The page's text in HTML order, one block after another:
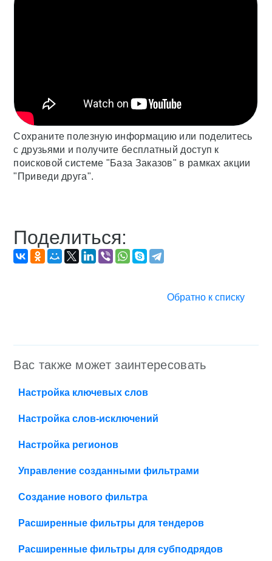
Сохраните полезную информацию или поделитесь
с друзьями и получите бесплатный доступ к
поисковой системе "База Заказов" в рамках акции
"Приведи друга".
Поделиться:
Обратно к списку
Вас также может заинтересовать
Настройка ключевых слов
Настройка слов-исключений
Настройка регионов
Управление созданными фильтрами
Создание нового фильтра
Расширенные фильтры для тендеров
Расширенные фильтры для субподрядов